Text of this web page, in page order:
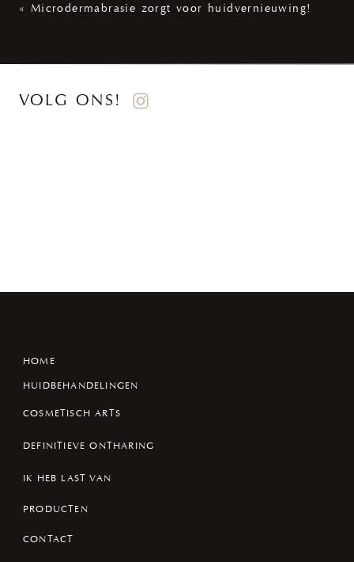
« Microdermabrasie zorgt voor huidvernieuwing!
VOLG ONS!
HOME
HUIDBEHANDELINGEN
COSMETISCH ARTS
DEFINITIEVE ONTHARING
IK HEB LAST VAN
PRODUCTEN
CONTACT